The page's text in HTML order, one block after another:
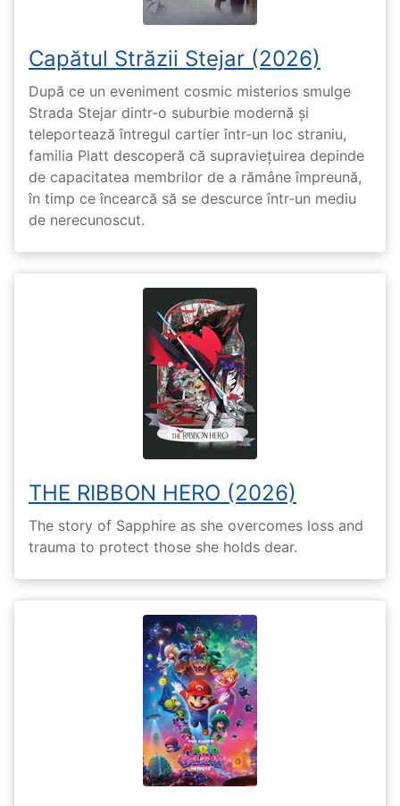
Capătul Străzii Stejar (2026)
După ce un eveniment cosmic misterios smulge
Strada Stejar dintr-o suburbie modernă și
teleportează întregul cartier într-un loc straniu,
familia Platt descoperă că supraviețuirea depinde
de capacitatea membrilor de a rămâne împreună,
în timp ce încearcă să se descurce într-un mediu
de nerecunoscut.
THE RIBBON HERO (2026)
The story of Sapphire as she overcomes loss and
trauma to protect those she holds dear.